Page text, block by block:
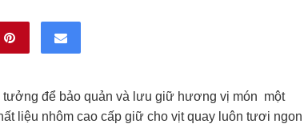
để bảo quản và lưu giữ hương vị món một
liệu nhôm cao cấp giữ cho vịt quay luôn tươi ngon